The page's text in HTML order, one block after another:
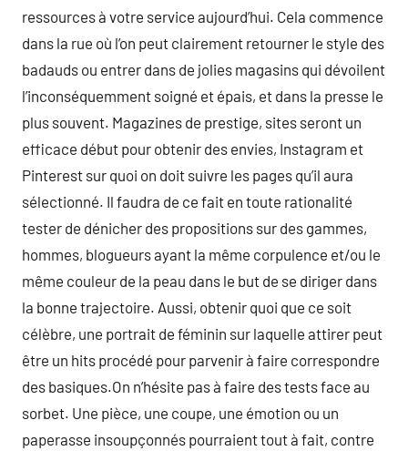
ressources à votre service aujourd’hui. Cela commence
dans la rue où l’on peut clairement retourner le style des
badauds ou entrer dans de jolies magasins qui dévoilent
l’inconséquemment soigné et épais, et dans la presse le
plus souvent. Magazines de prestige, sites seront un
efficace début pour obtenir des envies, Instagram et
Pinterest sur quoi on doit suivre les pages qu’il aura
sélectionné. Il faudra de ce fait en toute rationalité
tester de dénicher des propositions sur des gammes,
hommes, blogueurs ayant la même corpulence et/ou le
même couleur de la peau dans le but de se diriger dans
la bonne trajectoire. Aussi, obtenir quoi que ce soit
célèbre, une portrait de féminin sur laquelle attirer peut
être un hits procédé pour parvenir à faire correspondre
des basiques.On n’hésite pas à faire des tests face au
sorbet. Une pièce, une coupe, une émotion ou un
paperasse insoupçonnés pourraient tout à fait, contre